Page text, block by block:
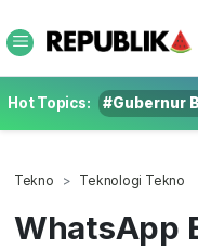
Hot Topics: #Gubernur
Tekno Teknologi Tekno
WhatsApp